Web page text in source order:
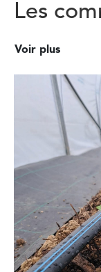
Les
Voir plus